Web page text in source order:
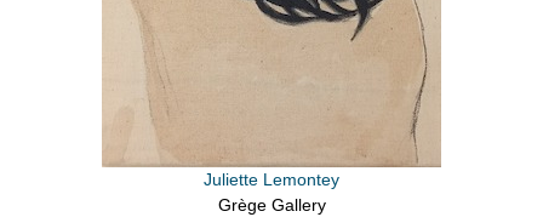
Juliette Lemontey
Grège Gallery